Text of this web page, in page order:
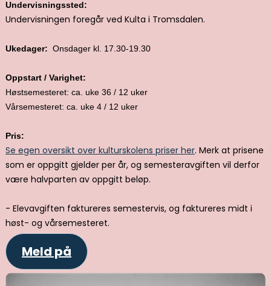
Undervisningssted:
Undervisningen foregår ved Kulta i Tromsdalen.
Ukedager: Onsdager kl. 17.30-19.30
Oppstart / Varighet:
Høstsemesteret: ca. uke 36 / 12 uker
Vårsemesteret: ca. uke 4 / 12 uker
Pris:
Se egen oversikt over kulturskolens priser her. Merk at prisene
som er oppgitt gjelder per år, og semesteravgiften vil derfor
være halvparten av oppgitt beløp.
- Elevavgiften faktureres semestervis, og faktureres midt i
høst- og vårsemesteret.
Meld på